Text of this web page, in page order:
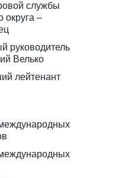
службы
округа –
руководитель
Велько
лейтенант